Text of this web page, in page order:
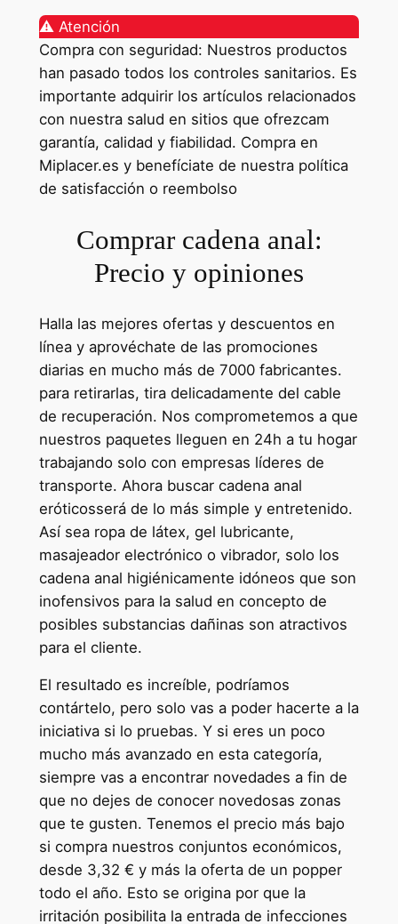
⚠️ Atención
Compra con seguridad: Nuestros productos
han pasado todos los controles sanitarios. Es
importante adquirir los artículos relacionados
con nuestra salud en sitios que ofrezcam
garantía, calidad y fiabilidad. Compra en
Miplacer.es y benefíciate de nuestra política
de satisfacción o reembolso
Comprar cadena anal:
Precio y opiniones
Halla las mejores ofertas y descuentos en
línea y aprovéchate de las promociones
diarias en mucho más de 7000 fabricantes.
para retirarlas, tira delicadamente del cable
de recuperación. Nos comprometemos a que
nuestros paquetes lleguen en 24h a tu hogar
trabajando solo con empresas líderes de
transporte. Ahora buscar cadena anal
eróticosserá de lo más simple y entretenido.
Así sea ropa de látex, gel lubricante,
masajeador electrónico o vibrador, solo los
cadena anal higiénicamente idóneos que son
inofensivos para la salud en concepto de
posibles substancias dañinas son atractivos
para el cliente.
El resultado es increíble, podríamos
contártelo, pero solo vas a poder hacerte a la
iniciativa si lo pruebas. Y si eres un poco
mucho más avanzado en esta categoría,
siempre vas a encontrar novedades a fin de
que no dejes de conocer novedosas zonas
que te gusten. Tenemos el precio más bajo
si compra nuestros conjuntos económicos,
desde 3,32 € y más la oferta de un popper
todo el año. Esto se origina por que la
irritación posibilita la entrada de infecciones